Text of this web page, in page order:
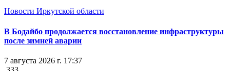
Новости Иркутской области
В Бодайбо продолжается восстановление инфраструктуры
после зимней аварии
7 августа 2026 г. 17:37